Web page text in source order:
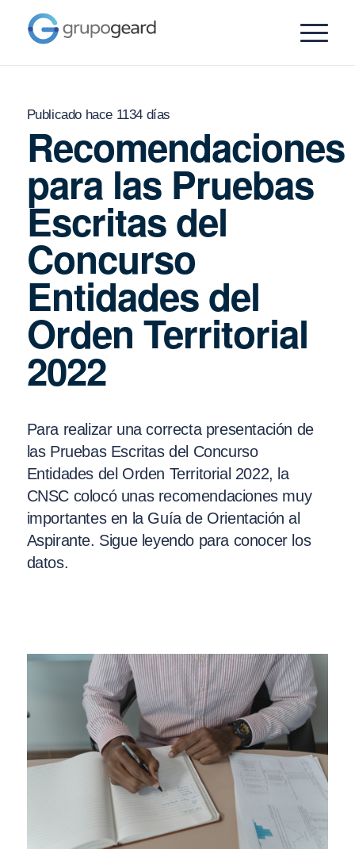
Publicado hace 1134 días
Recomendaciones
para las Pruebas
Escritas del
Concurso
Entidades del
Orden Territorial
2022
Para realizar una correcta presentación de
las Pruebas Escritas del Concurso
Entidades del Orden Territorial 2022, la
CNSC colocó unas recomendaciones muy
importantes en la Guía de Orientación al
Aspirante. Sigue leyendo para conocer los
datos.